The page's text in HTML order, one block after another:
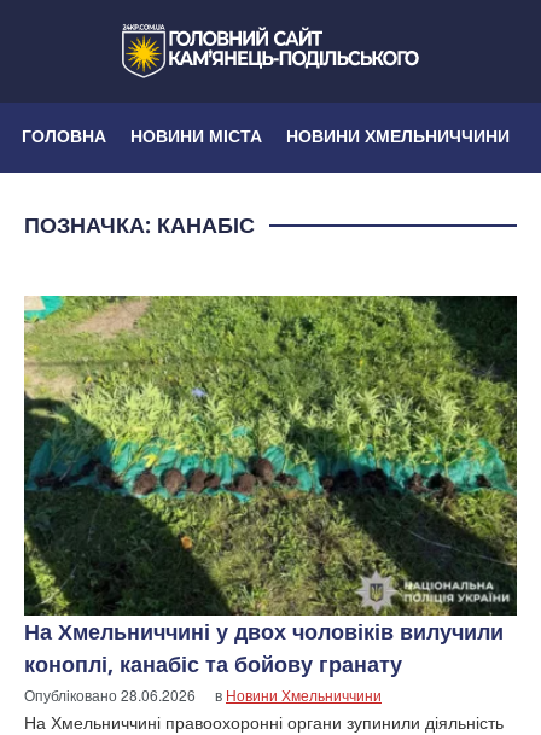
ГОЛОВНА НОВИНИ МІСТА НОВИНИ ХМЕЛЬНИЧЧИНИ
ПОЗНАЧКА: КАНАБІС
На Хмельниччині у двох чоловіків вилучили
коноплі, канабіс та бойову гранату
Опубліковано28.06.2026 в Новини Хмельниччини
На Хмельниччині правоохоронні органи зупинили діяльність